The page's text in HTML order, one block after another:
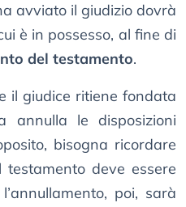
avviato il giudizio dovrà
è in possesso, al fine di
del testamento.
il giudice ritiene fondata
annulla le disposizioni
bisogna ricordare
deve essere
poi, sarà